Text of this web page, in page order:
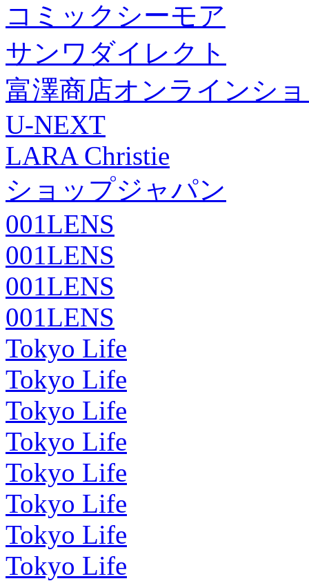
コミックシーモア
サンワダイレクト
富澤商店オンラインシ
U-NEXT
LARA Christie
ショップジャパン
001LENS
001LENS
001LENS
001LENS
Tokyo Life
Tokyo Life
Tokyo Life
Tokyo Life
Tokyo Life
Tokyo Life
Tokyo Life
Tokyo Life